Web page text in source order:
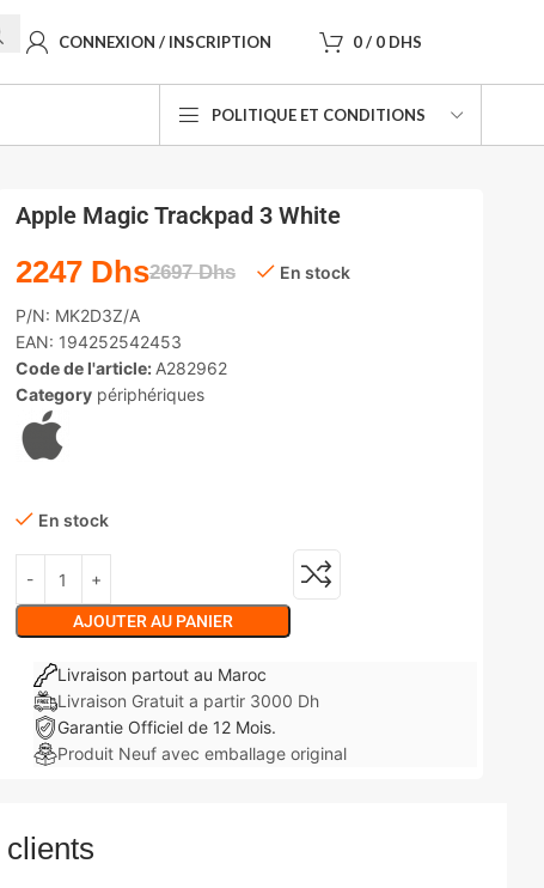
CONNEXION / INSCRIPTION 0/ 0 DHS
POLITIQUE ET CONDITIONS
Apple Magic Trackpad 3 White
2697Dhs
2247 Dhs En stock
P/N: MK2D3Z/A
EAN: 194252542453
Code de l'article: A282962
Category périphériques
En stock
AJOUTER AU PANIER
Livraison partout au Maroc
Livraison Gratuit a partir 3000 Dh
Garantie Officiel de 12 Mois.
Produit Neuf avec emballage original